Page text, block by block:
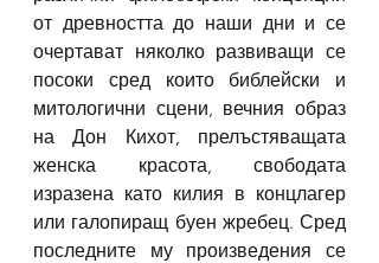
от древността до наши дни и се
очертават няколко развиващи се
посоки сред които библейски и
митологични сцени, вечния образ
на Дон Кихот, прелъстяващата
женска красота, свободата
изразена като килия в концлагер
или галопиращ буен жребец. Сред
последните му произведения се